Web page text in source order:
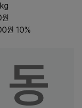
원 10%